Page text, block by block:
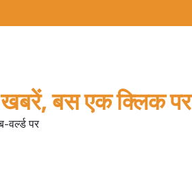
बस एक क्लिक पर
पर